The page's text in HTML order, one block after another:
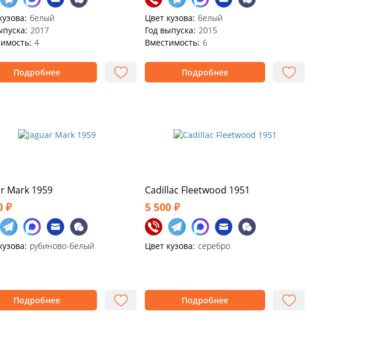
белый
2017
4
Подробнее
Цвет кузова: белый
Год выпуска: 2015
Вместимость: 6
Подробнее
Mark 1959
₽
рубиново-белый
Подробнее
Cadillac Fleetwood 1951
5 500 ₽
Цвет кузова: серебро
Подробнее